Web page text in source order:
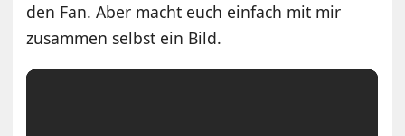
den Fan. Aber macht euch einfach mit mir
zusammen selbst ein Bild.